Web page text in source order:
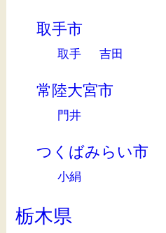
取手市
取手 吉田
常陸大宮市
門井
つくばみらい市
小絹
栃木県